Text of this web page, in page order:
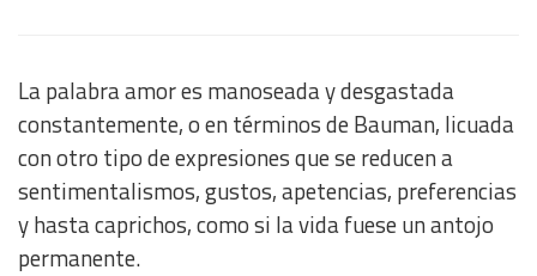
La palabra amor es manoseada y desgastada
constantemente, o en términos de Bauman, licuada
con otro tipo de expresiones que se reducen a
sentimentalismos, gustos, apetencias, preferencias
y hasta caprichos, como si la vida fuese un antojo
permanente.